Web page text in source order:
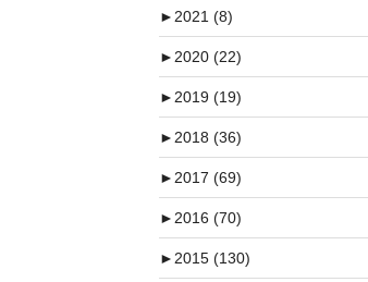
►2021 (8)
►2020 (22)
►2019 (19)
►2018 (36)
►2017 (69)
►2016 (70)
►2015 (130)